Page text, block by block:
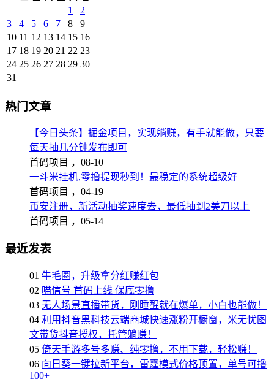
1
2
3
4 5 6 7 8
9
10 11 12 13 14 15 16
17 18 19 20 21 22 23
24 25 26 27 28 29 30
31
热门文章
【今日头条】掘金项目，实现躺赚，有手就能做，只要
每天抽几分钟发布即可
首码项目 ， 08-10
一斗米挂机,零撸提现秒到！最稳定的系统超级好
首码项目 ， 04-19
币安注册，新活动抽奖速度去，最低抽到2美刀以上
首码项目 ， 05-14
最近发表
01 牛毛圈，升级拿分红赚红包
02 喵信号 首码上线 保底零撸
03 无人场景直播带货，刚睡醒就在爆单，小白也能做！
04 利用抖音黑科技云端商城快速涨粉开橱窗，米无忧图
文带货抖音授权，托管躺赚！
05 倚天手游多号多赚、纯零撸，不用下载，轻松赚！
06 向日葵一键拉新平台，雷霆模式价格顶置，单号可撸
100+